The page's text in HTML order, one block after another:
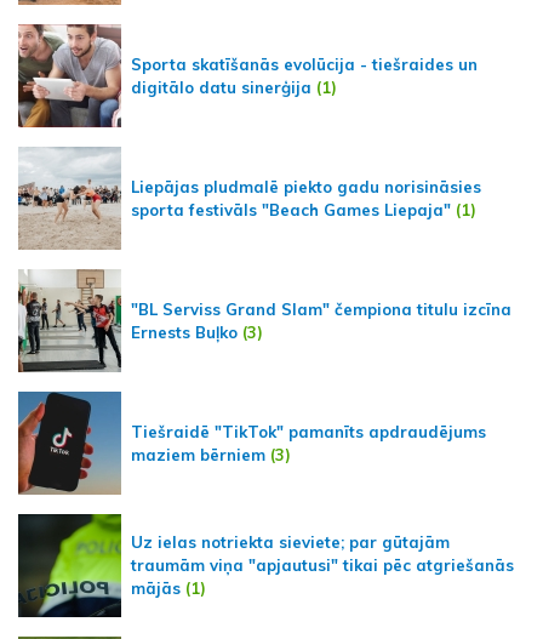
Sporta skatīšanās evolūcija - tiešraides un
digitālo datu sinerģija (1)
Liepājas pludmalē piekto gadu norisināsies
sporta festivāls "Beach Games Liepaja" (1)
"BL Serviss Grand Slam" čempiona titulu izcīna
Ernests Buļko (3)
Tiešraidē "TikTok" pamanīts apdraudējums
maziem bērniem (3)
Uz ielas notriekta sieviete; par gūtajām
traumām viņa "apjautusi" tikai pēc atgriešanās
mājās (1)